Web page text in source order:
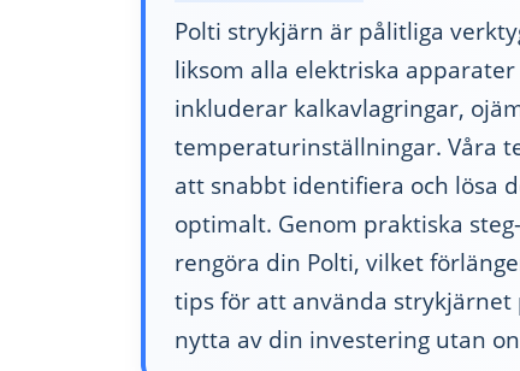
Polti strykjärn är pålitliga
liksom alla elektriska
inkluderar kalkavlagringar,
temperaturinställningar. Våra
att snabbt identifiera och lösa
optimalt. Genom praktiska
rengöra din Polti, vilket
tips för att använda
nytta av din investering utan